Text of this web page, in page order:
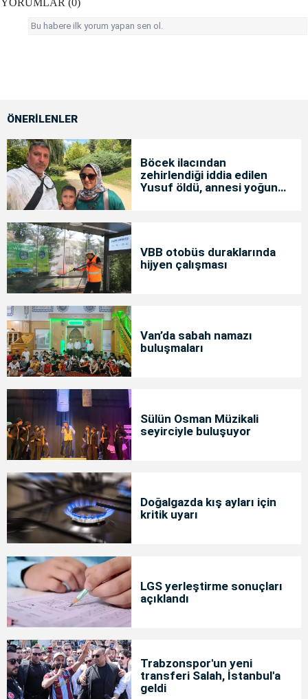
YORUMLAR (0)
Bu habere ilk yorum yapan sen ol.
ÖNERİLENLER
Böcek ilacından
zehirlendiği iddia edilen
Yusuf öldü, annesi yoğun
VBB otobüs duraklarında
hijyen çalışması
Van’da sabah namazı
buluşmaları
Sülün Osman Müzikali
seyirciyle buluşuyor
Doğalgazda kış ayları için
kritik uyarı
LGS yerleştirme sonuçları
açıklandı
Trabzonspor'un yeni
transferi Salah, İstanbul'a
geldi